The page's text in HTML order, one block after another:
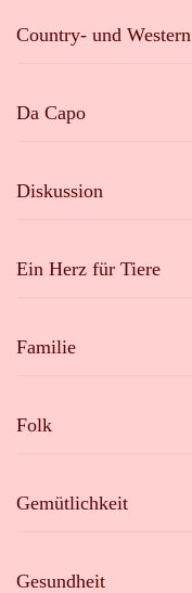
Country- und Western
Da Capo
Diskussion
Ein Herz für Tiere
Familie
Folk
Gemütlichkeit
Gesundheit